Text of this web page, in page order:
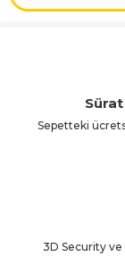
Sepetteki
3D Security ve